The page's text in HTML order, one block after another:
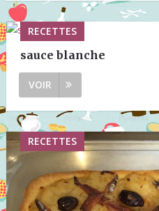
RECETTES
sauce blanche
VOIR
RECETTES